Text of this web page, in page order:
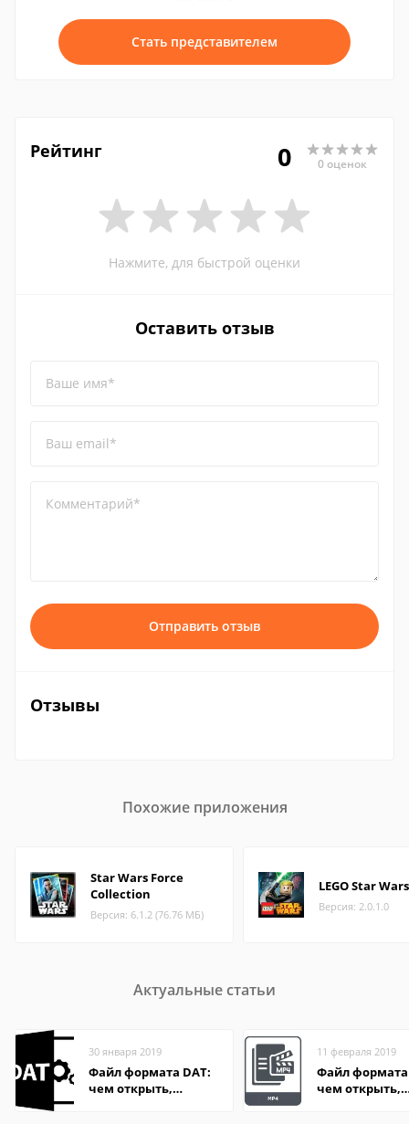
Стать представителем
Рейтинг 0 0 оценок
Нажмите, для быстрой оценки
Оставить отзыв
Ваше имя*
Ваш email*
Комментарий*
Отправить отзыв
Отзывы
Похожие приложения
Star Wars Force
Collection
Версия: 6.1.2 (76.76 МБ)
LEGO Star
Версия: 2.0.1.0
Актуальные статьи
30 января 2019
Файл формата DAT:
чем открыть,
11 февраля 2019
Файл формата
чем открыть,